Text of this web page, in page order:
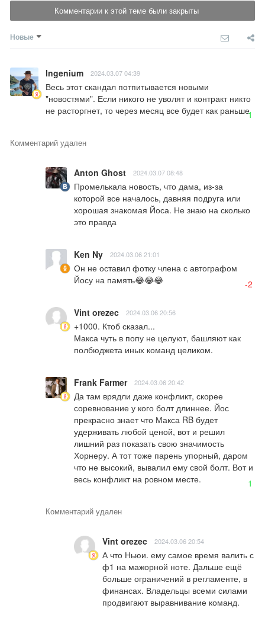
Комментарии к этой теме были закрыты
Новые
Ingenium 2024.03.07 04:39
Весь этот скандал потпитывается новыми
"новостями". Если никого не уволят и контракт никто
не расторгнет, то через месяц все будет как раньше1
Комментарий удален
Anton Ghost 2024.03.07 08:48
Промелькала новость, что дама, из-за
которой все началось, давняя подруга или
хорошая знакомая Йоса. Не знаю на сколько
это правда
Ken Ny 2024.03.06 21:01
Он не оставил фотку члена с автографом
Йосу на память😂😂😂
-2
Vint orezec 2024.03.06 20:56
+1000. Ктоб сказал...
Макса чуть в попу не целуют, башляют как
полбюджета иных команд целиком.
Frank Farmer 2024.03.06 20:42
Да там врядли даже конфликт, скорее
соревнование у кого болт длиннее. Йос
прекрасно знает что Макса RB будет
удерживать любой ценой, вот и решил
лишний раз показать свою значимость
Хорнеру. А тот тоже парень упорный, даром
что не высокий, вывалил ему свой болт. Вот и
весь конфликт на ровном месте.
1
Комментарий удален
Vint orezec 2024.03.06 20:54
А что Ньюи. ему самое время валить с
ф1 на мажорной ноте. Дальше ещё
больше ограничений в регламенте, в
финансах. Владельцы всеми силами
продвигают выравнивание команд.